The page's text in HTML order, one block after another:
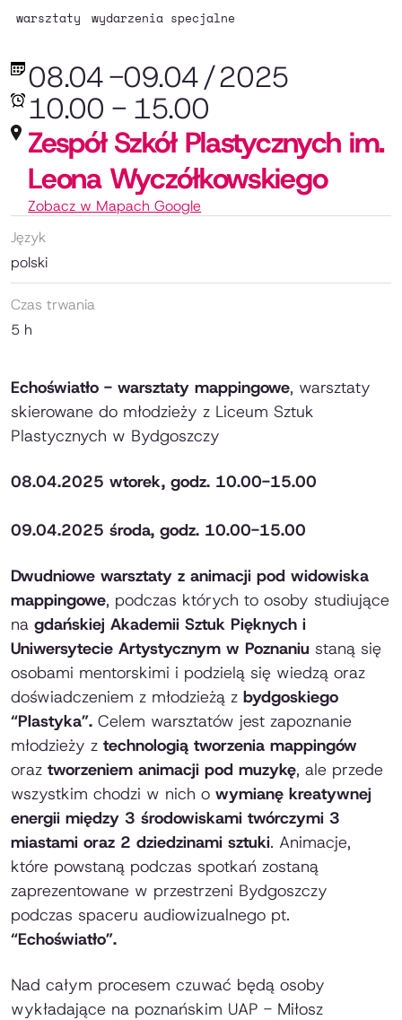
warsztaty wydarzenia specjalne
08.04-09.04/2025
10.00 - 15.00
Zespół Szkół Plastycznych im.
Leona Wyczółkowskiego
Zobacz w Mapach Google
Język
polski
Czas trwania
5 h
Echoświatło - warsztaty mappingowe, warsztaty
skierowane do młodzieży z Liceum Sztuk
Plastycznych w Bydgoszczy
08.04.2025 wtorek, godz. 10.00-15.00
09.04.2025 środa, godz. 10.00-15.00
Dwudniowe warsztaty z animacji pod widowiska
mappingowe, podczas których to osoby studiujące
na gdańskiej Akademii Sztuk Pięknych i
Uniwersytecie Artystycznym w Poznaniu staną się
osobami mentorskimi i podzielą się wiedzą oraz
doświadczeniem z młodzieżą z bydgoskiego
“Plastyka”. Celem warsztatów jest zapoznanie
młodzieży z technologią tworzenia mappingów
oraz tworzeniem animacji pod muzykę, ale przede
wszystkim chodzi w nich o wymianę kreatywnej
energii między 3 środowiskami twórczymi 3
miastami oraz 2 dziedzinami sztuki. Animacje,
które powstaną podczas spotkań zostaną
zaprezentowane w przestrzeni Bydgoszczy
podczas spaceru audiowizualnego pt.
“Echoświatło”.
Nad całym procesem czuwać będą osoby
wykładające na poznańskim UAP - Miłosz